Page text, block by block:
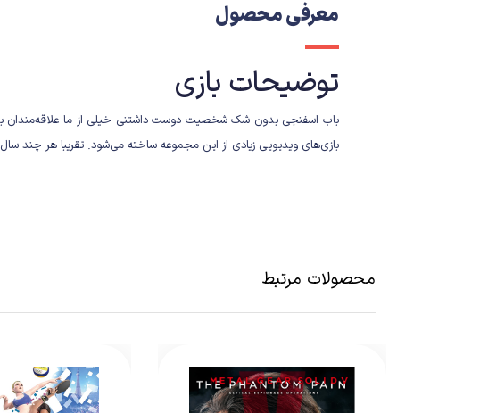
معرفی محصول
توضیحات بازی
باب اسفنجی بدون شک شخصیت دوست داشتنی خیلی از ما علاقه‌مندان
بازی‌های ویدیویی زیادی از این مجموعه ساخته می‌شود. تقریبا هر چند
محصولات مرتبط